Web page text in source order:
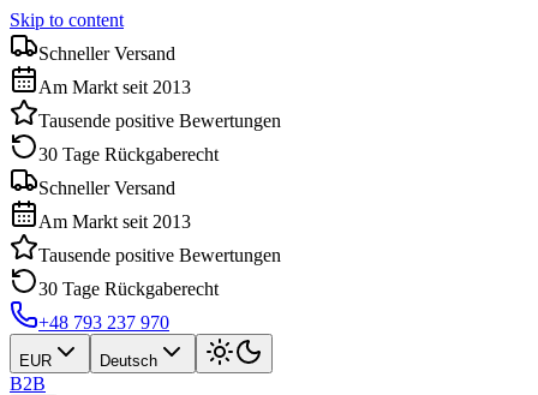
Skip to content
Schneller Versand
Am Markt seit 2013
Tausende positive Bewertungen
30 Tage Rückgaberecht
Schneller Versand
Am Markt seit 2013
Tausende positive Bewertungen
30 Tage Rückgaberecht
+48 793 237 970
EUR Deutsch
B2B